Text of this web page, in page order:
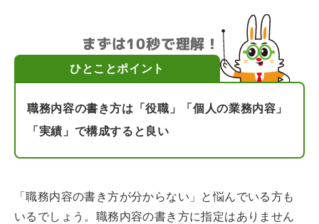
まずは10秒で理解！
ひとことポイント
職務内容の書き方は「役職」「個人の業務内容」
「実績」で構成すると良い
「職務内容の書き方が分からない」と悩んでいる方も
いるでしょう。職務内容の書き方に指定はありません